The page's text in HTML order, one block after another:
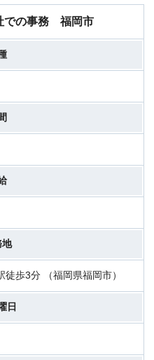
での事務 福岡市
地
歩3分 （福岡県福岡市）
日